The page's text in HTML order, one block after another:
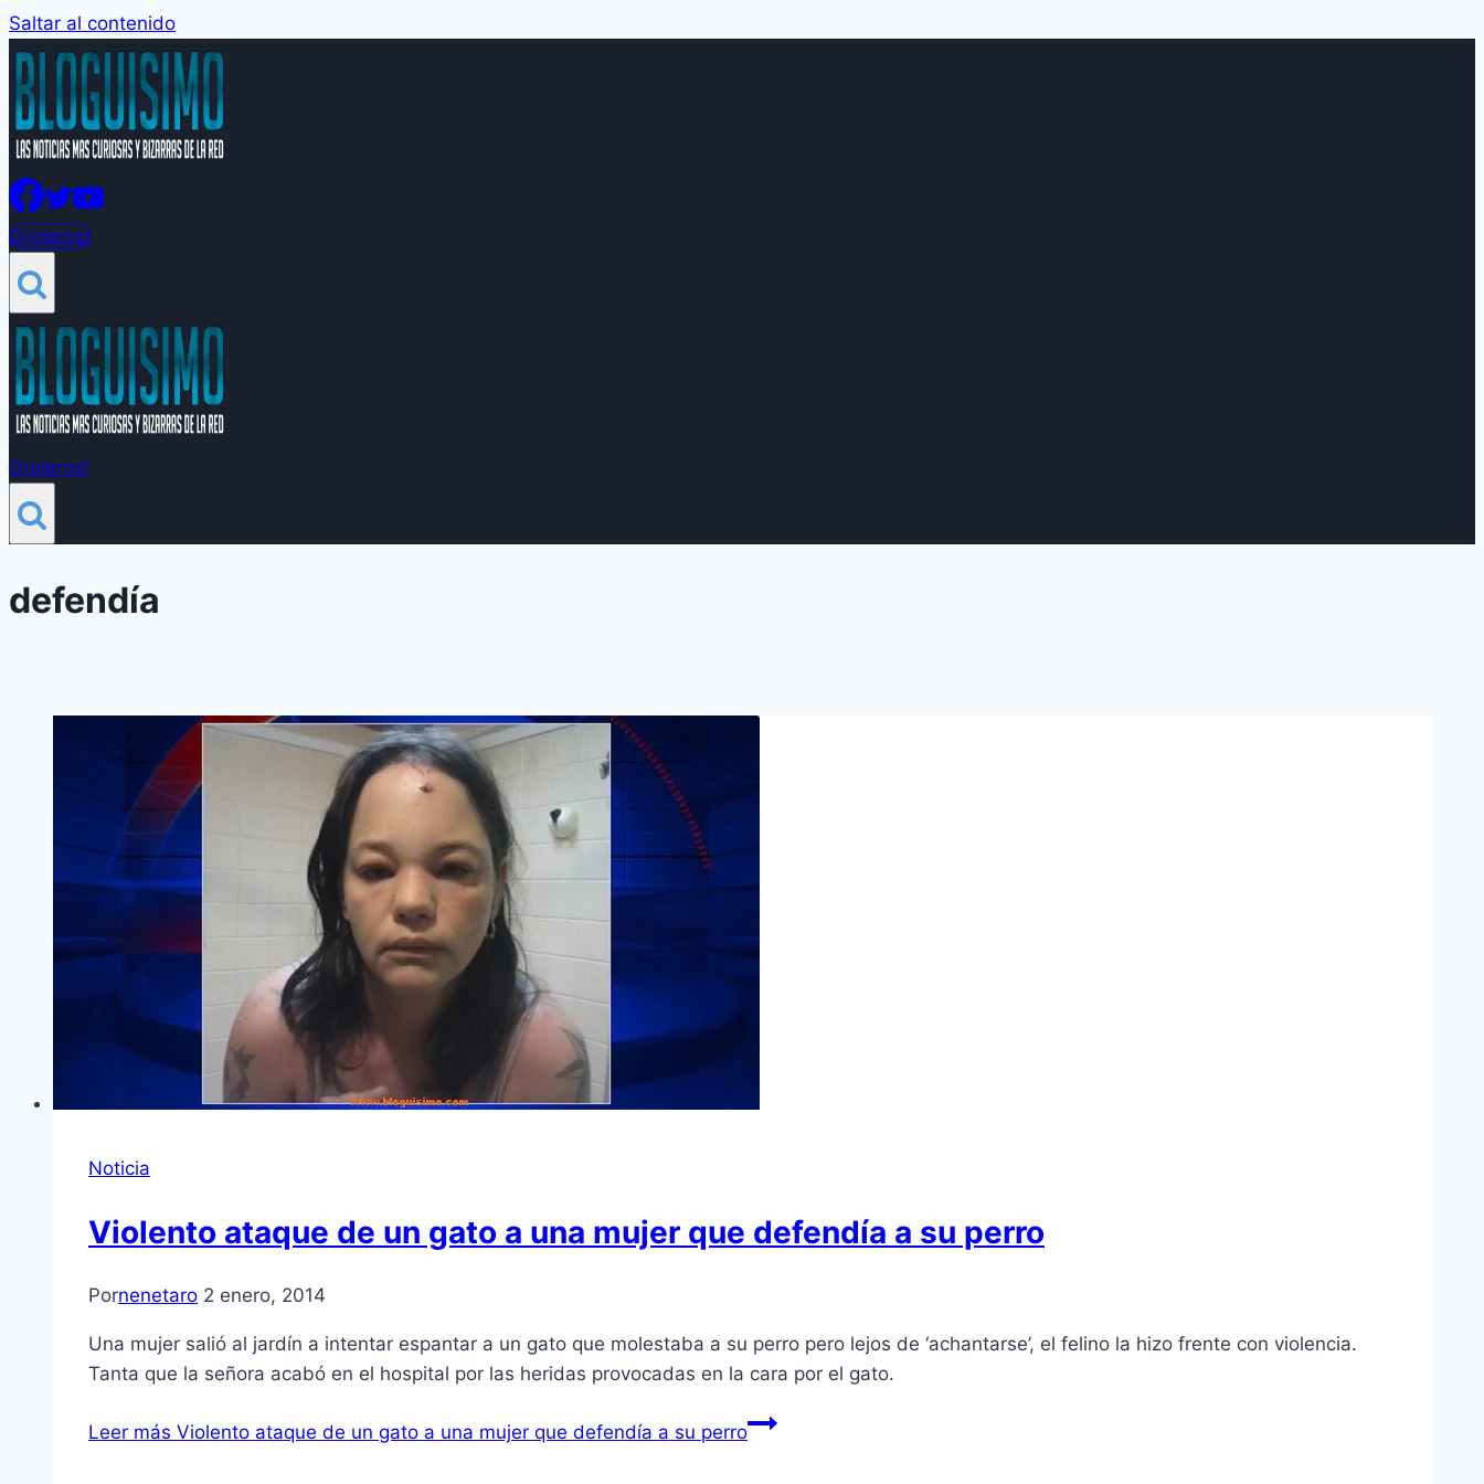
Saltar al contenido
Groleros!
Groleros!
defendía
Noticia
Violento ataque de un gato a una mujer que defendía a su perro
Pornenetaro 2 enero, 2014
Una mujer salió al jardín a intentar espantar a un gato que molestaba a su perro pero lejos de ‘achantarse’, el felino la hizo frente con violencia.
Tanta que la señora acabó en el hospital por las heridas provocadas en la cara por el gato.
Leer más Violento ataque de un gato a una mujer que defendía a su perro